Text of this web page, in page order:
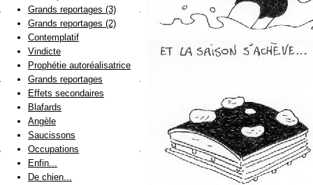
Grands reportages (3)
Grands reportages (2)
Contemplatif
Vindicte
Prophétie autoréalisatrice
Grands reportages
Effets secondaires
Blafards
Angèle
Saucissons
Occupations
Enfin...
De chien...